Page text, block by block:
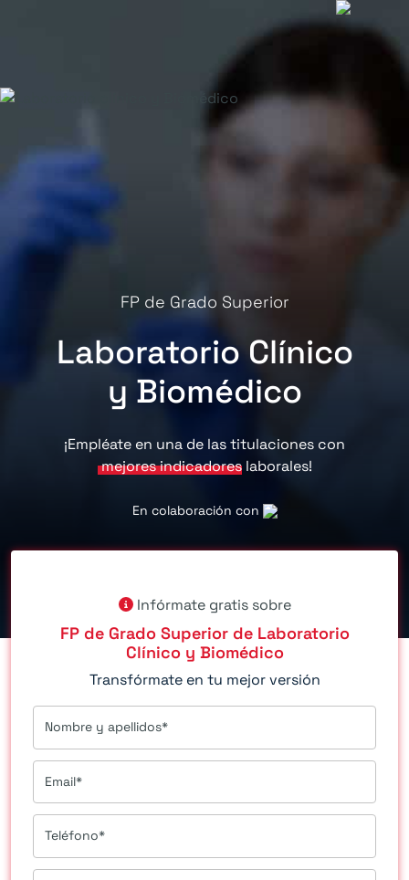
FP de Grado Superior
Laboratorio Clínico
y Biomédico
¡Empléate en una de las titulaciones con
mejores indicadoreslaborales!
En colaboración con
Infórmate gratis sobre
FP de Grado Superior de Laboratorio
Clínico y Biomédico
Transfórmate en tu mejor versión
Nombre y apellidos*
Email*
Teléfono*